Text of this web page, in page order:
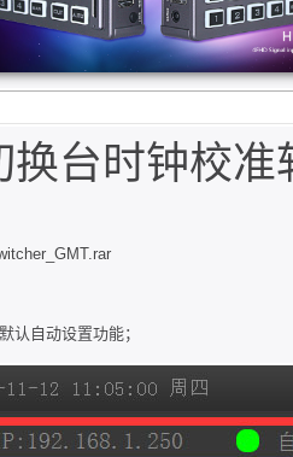
换台时钟校准
自动设置功能；